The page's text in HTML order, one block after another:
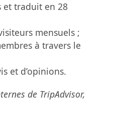
et traduit en 28
mensuels ;
à travers le
et d’opinions.
de TripAdvisor,